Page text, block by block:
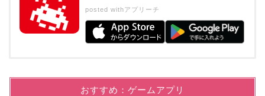
posted withアプリーチ
おすすめ：ゲームアプリ